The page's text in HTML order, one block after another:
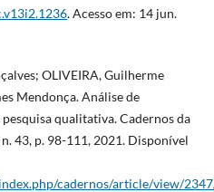
. Acesso em: 14 jun.
OLIVEIRA, Guilherme
Mendonça. Análise de
qualitativa. Cadernos da
43, p. 98-111, 2021. Disponível
cadernos/article/view/